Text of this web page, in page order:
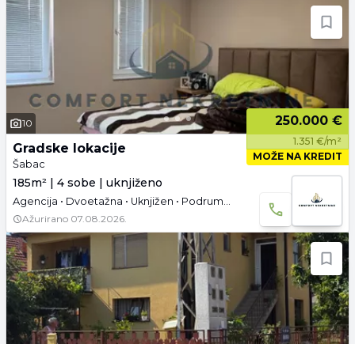
10 250.000 €
1.351 €/m²
MOŽE NA KREDIT
Gradske lokacije
Šabac
185m² | 4 sobe | uknjiženo
Agencija • Dvoetažna • Uknjižen • Podrum • Tavan • Garaža
Ažurirano 07.08.2026.